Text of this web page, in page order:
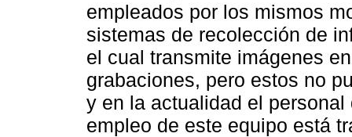
empleados por los mismos
sistemas de recolección de
el cual transmite imágenes
grabaciones, pero estos no
y en la actualidad el
empleo de este equipo está